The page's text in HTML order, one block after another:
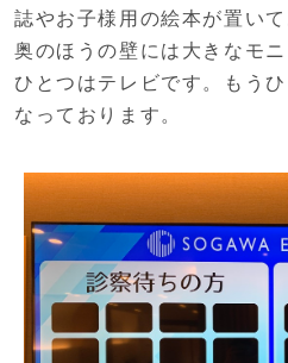
誌やお子様用の絵本が置いて
奥のほうの壁には大きなモ
ひとつはテレビです。もう
なっております。